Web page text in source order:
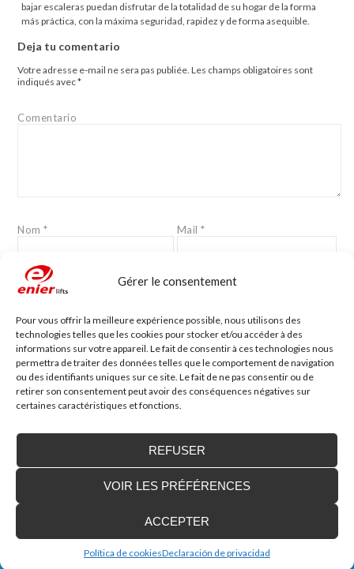
Gérer le consentement
Pour vous offrir la meilleure expérience possible, nous utilisons des
technologies telles que les cookies pour stocker et/ou accéder à des
informations sur votre appareil. Le fait de consentir à ces technologies nous
permettra de traiter des données telles que le comportement de navigation
ou des identifiants uniques sur ce site. Le fait de ne pas consentir ou de
retirer son consentement peut avoir des conséquences négatives sur
certaines caractéristiques et fonctions.
ACCEPTER
REFUSER
VOIR LES PRÉFÉRENCES
Política de cookiesDeclaración de privacidad
bajar escaleras puedan disfrutar de la totalidad de su hogar de la forma
más práctica, con la máxima seguridad, rapidez y de forma asequible.
Deja tu comentario
Votre adresse e-mail ne sera pas publiée. Les champs obligatoires sont
indiqués avec*
Comentario
Nom* Mail*
Site web
compris en France
Enier estará presente en Interlift, la feria líder
en el mundo